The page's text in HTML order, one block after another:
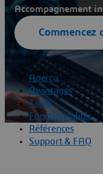
Accompagnement
Commencez
Aperçu
Aperçu
Avantages
Tarifs
Fonctionnalités
Références
Support & FAQ